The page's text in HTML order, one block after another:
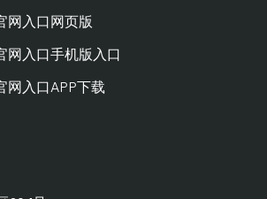
网入口网页版
网入口手机版入口
网入口APP下载